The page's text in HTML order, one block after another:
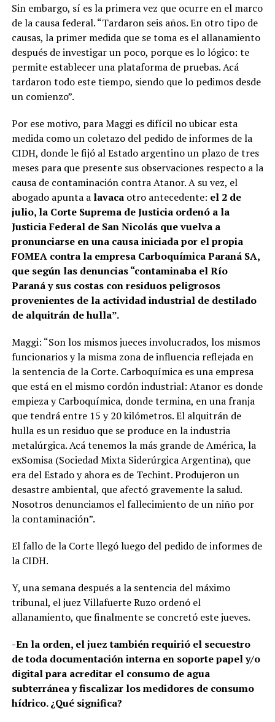
Sin embargo, sí es la primera vez que ocurre en el marco
de la causa federal. “Tardaron seis años. En otro tipo de
causas, la primer medida que se toma es el allanamiento
después de investigar un poco, porque es lo lógico: te
permite establecer una plataforma de pruebas. Acá
tardaron todo este tiempo, siendo que lo pedimos desde
un comienzo”.
Por ese motivo, para Maggi es difícil no ubicar esta
medida como un coletazo del pedido de informes de la
CIDH, donde le fijó al Estado argentino un plazo de tres
meses para que presente sus observaciones respecto a la
causa de contaminación contra Atanor. A su vez, el
abogado apunta a lavaca otro antecedente: el 2 de
julio, la Corte Suprema de Justicia ordenó a la
Justicia Federal de San Nicolás que vuelva a
pronunciarse en una causa iniciada por el propia
FOMEA contra la empresa Carboquímica Paraná SA,
que según las denuncias “contaminaba el Río
Paraná y sus costas con residuos peligrosos
provenientes de la actividad industrial de destilado
de alquitrán de hulla”.
Maggi: “Son los mismos jueces involucrados, los mismos
funcionarios y la misma zona de influencia reflejada en
la sentencia de la Corte. Carboquímica es una empresa
que está en el mismo cordón industrial: Atanor es donde
empieza y Carboquímica, donde termina, en una franja
que tendrá entre 15 y 20 kilómetros. El alquitrán de
hulla es un residuo que se produce en la industria
metalúrgica. Acá tenemos la más grande de América, la
exSomisa (Sociedad Mixta Siderúrgica Argentina), que
era del Estado y ahora es de Techint. Produjeron un
desastre ambiental, que afectó gravemente la salud.
Nosotros denunciamos el fallecimiento de un niño por
la contaminación”.
El fallo de la Corte llegó luego del pedido de informes de
la CIDH.
Y, una semana después a la sentencia del máximo
tribunal, el juez Villafuerte Ruzo ordenó el
allanamiento, que finalmente se concretó este jueves.
-En la orden, el juez también requirió el secuestro
de toda documentación interna en soporte papel y/o
digital para acreditar el consumo de agua
subterránea y fiscalizar los medidores de consumo
hídrico. ¿Qué significa?